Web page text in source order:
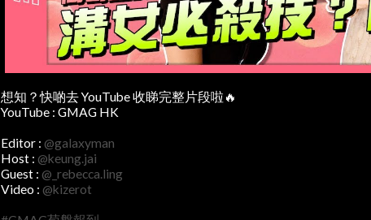
想知？快啲去 YouTube 收睇完整片段啦🔥
YouTube : GMAG HK
Editor : @galaxyman
Host : @keung.jai
Guest : @_rebecca.ling
Video : @kizerot